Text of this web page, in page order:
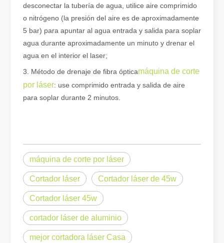
En el campo del tratamiento y restauración de superficies, la
¿Cuánto cuesta una cortadora láser? ¿Cómo elegir la mejor?
Las máquinas de corte por láser son una herramienta
desconectar la tubería de agua, utilice aire comprimido
o nitrógeno (la presión del aire es de aproximadamente
5 bar) para apuntar al agua entrada y salida para soplar
agua durante aproximadamente un minuto y drenar el
agua en el interior el laser;
3. Método de drenaje de fibra ópticamáquina de corte
por láser: use comprimido entrada y salida de aire
para soplar durante 2 minutos.
máquina de corte por láser
Cortador láser Cortador láser de 45w
Cortador láser 45w
cortador láser de aluminio
mejor cortadora láser Casa